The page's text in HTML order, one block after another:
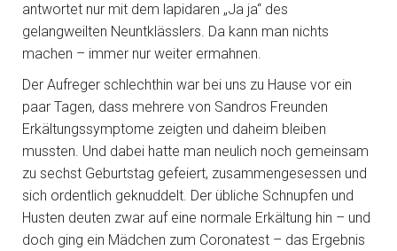
antwortet nur mit dem lapidaren „Ja ja“ des
gelangweilten Neuntklässlers. Da kann man nichts
machen – immer nur weiter ermahnen.
Der Aufreger schlechthin war bei uns zu Hause vor ein
paar Tagen, dass mehrere von Sandros Freunden
Erkältungssymptome zeigten und daheim bleiben
mussten. Und dabei hatte man neulich noch gemeinsam
zu sechst Geburtstag gefeiert, zusammengesessen und
sich ordentlich geknuddelt. Der übliche Schnupfen und
Husten deuten zwar auf eine normale Erkältung hin – und
doch ging ein Mädchen zum Coronatest – das Ergebnis